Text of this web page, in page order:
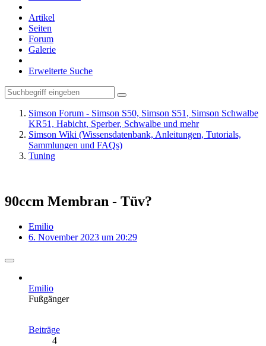
Artikel
Seiten
Forum
Galerie
Erweiterte Suche
Simson Forum - Simson S50, Simson S51, Simson Schwalbe
KR51, Habicht, Sperber, Schwalbe und mehr
Simson Wiki (Wissensdatenbank, Anleitungen, Tutorials,
Sammlungen und FAQs)
Tuning
90ccm Membran - Tüv?
Emilio
6. November 2023 um 20:29
Emilio
Fußgänger
Beiträge
4